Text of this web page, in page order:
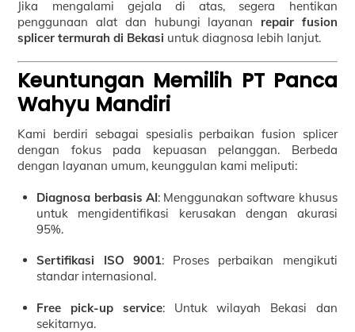
Jika mengalami gejala di atas, segera hentikan
penggunaan alat dan hubungi layanan repair fusion
splicer termurah di Bekasi untuk diagnosa lebih lanjut.
Keuntungan Memilih PT Panca
Wahyu Mandiri
Kami berdiri sebagai spesialis perbaikan fusion splicer
dengan fokus pada kepuasan pelanggan. Berbeda
dengan layanan umum, keunggulan kami meliputi:
Diagnosa berbasis AI: Menggunakan software khusus
untuk mengidentifikasi kerusakan dengan akurasi
95%.
Sertifikasi ISO 9001: Proses perbaikan mengikuti
standar internasional.
Free pick-up service: Untuk wilayah Bekasi dan
sekitarnya.